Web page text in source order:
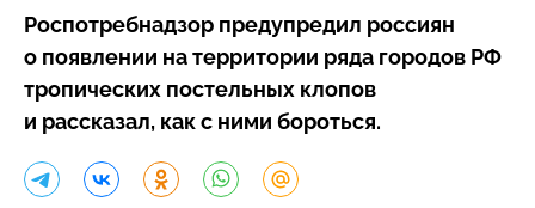
Роспотребнадзор предупредил россиян
о появлении на территории ряда городов РФ
тропических постельных клопов
и рассказал, как с ними бороться.